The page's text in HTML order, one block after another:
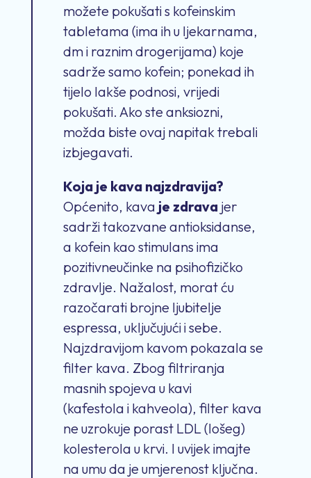
možete pokušati s kofeinskim
tabletama (ima ih u ljekarnama,
dm i raznim drogerijama) koje
sadrže samo kofein; ponekad ih
tijelo lakše podnosi, vrijedi
pokušati. Ako ste anksiozni,
možda biste ovaj napitak trebali
izbjegavati.
Koja je kava najzdravija?
Općenito, kava je zdravajer
sadrži takozvane antioksidanse,
a kofein kao stimulans ima
pozitivneučinke na psihofizičko
zdravlje. Nažalost, morat ću
razočarati brojne ljubitelje
espressa, uključujući i sebe.
Najzdravijom kavom pokazala se
filter kava. Zbog filtriranja
masnih spojeva u kavi
(kafestola i kahveola), filter kava
ne uzrokuje porast LDL (lošeg)
kolesterola u krvi. I uvijek imajte
na umu da je umjerenost ključna.